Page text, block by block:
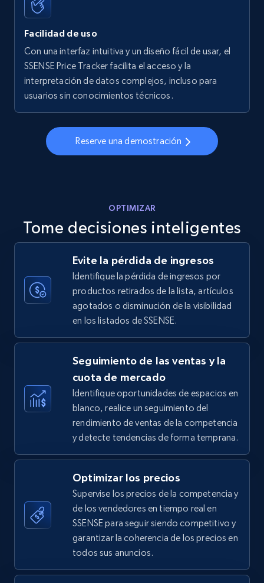
more.
Walmart - products - Collects products by
specific keywords
URL, Final price, Sku, Currency, Gtin,
Specifications, Image urls, Top reviews, and
using sku numbers
URL, Final price, Sku, Currency, Gtin,
Specifications, Image urls, Top reviews, and
5.6K+ 876+ Comenzar ahora
TikTok Shop
URL, Title, Available, Description, Currency, Initial
price, Final price, Discount percent, and more.
5.4K+ 668+ Comenzar ahora
TikTok Shop - category
URL, Title, Available, Description, Currency, Initial
price, Final price, Discount percent, and more.
Facilidad de uso
Con una interfaz intuitiva y un diseño fácil de usar, el
SSENSE Price Tracker facilita el acceso y la
interpretación de datos complejos, incluso para
usuarios sin conocimientos técnicos.
Reserve una demostración
OPTIMIZAR
Tome decisiones inteligentes
Evite la pérdida de ingresos
Identifique la pérdida de ingresos por
productos retirados de la lista, artículos
agotados o disminución de la visibilidad
en los listados de SSENSE.
Seguimiento de las ventas y la
cuota de mercado
Identifique oportunidades de espacios en
blanco, realice un seguimiento del
rendimiento de ventas de la competencia
y detecte tendencias de forma temprana.
Optimizar los precios
Supervise los precios de la competencia y
de los vendedores en tiempo real en
SSENSE para seguir siendo competitivo y
garantizar la coherencia de los precios en
todos sus anuncios.